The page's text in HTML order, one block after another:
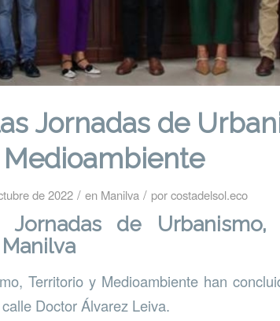
Jornadas de
Medioambiente
de 2022 / en Manilva / porcostadelsol.eco
Jornadas de Urbanismo,
Territorio y Medioambiente han
Doctor Álvarez Leiva.